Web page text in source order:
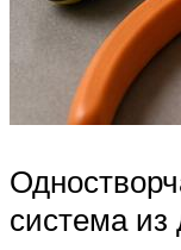
система из